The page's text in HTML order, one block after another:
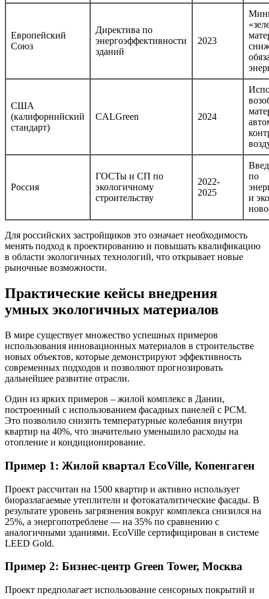
Европейский
Союз
Директива по
энергоэффективности
зданий
2023
США
(калифорнийский
стандарт)
CALGreen 2024
Россия
ГОСТы и СП по
экологичному
строительству
2022-
2025
по
и
Для российских застройщиков это означает необходимость
менять подход к проектированию и повышать квалификацию
в области экологичных технологий, что открывает новые
рыночные возможности.
Практические кейсы внедрения
умных экологичных материалов
В мире существует множество успешных примеров
использования инновационных материалов в строительстве
новых объектов, которые демонстрируют эффективность
современных подходов и позволяют прогнозировать
дальнейшее развитие отрасли.
Один из ярких примеров – жилой комплекс в Дании,
построенный с использованием фасадных панелей с PCM.
Это позволило снизить температурные колебания внутри
квартир на 40%, что значительно уменьшило расходы на
отопление и кондиционирование.
Пример 1: Жилой квартал EcoVille, Копенгаген
Проект рассчитан на 1500 квартир и активно использует
биоразлагаемые утеплители и фотокаталитические фасады. В
результате уровень загрязнения вокруг комплекса снизился на
25%, а энергопотреблене — на 35% по сравнению с
аналогичными зданиями. EcoVille сертифицирован в системе
LEED Gold.
Пример 2: Бизнес-центр Green Tower, Москва
Проект предполагает использование сенсорных покрытий и